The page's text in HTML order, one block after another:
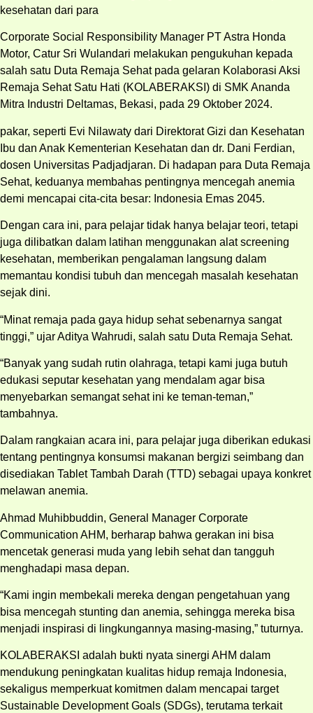
kesehatan dari para
Corporate Social Responsibility Manager PT Astra Honda
Motor, Catur Sri Wulandari melakukan pengukuhan kepada
salah satu Duta Remaja Sehat pada gelaran Kolaborasi Aksi
Remaja Sehat Satu Hati (KOLABERAKSI) di SMK Ananda
Mitra Industri Deltamas, Bekasi, pada 29 Oktober 2024.
pakar, seperti Evi Nilawaty dari Direktorat Gizi dan Kesehatan
Ibu dan Anak Kementerian Kesehatan dan dr. Dani Ferdian,
dosen Universitas Padjadjaran. Di hadapan para Duta Remaja
Sehat, keduanya membahas pentingnya mencegah anemia
demi mencapai cita-cita besar: Indonesia Emas 2045.
Dengan cara ini, para pelajar tidak hanya belajar teori, tetapi
juga dilibatkan dalam latihan menggunakan alat screening
kesehatan, memberikan pengalaman langsung dalam
memantau kondisi tubuh dan mencegah masalah kesehatan
sejak dini.
“Minat remaja pada gaya hidup sehat sebenarnya sangat
tinggi,” ujar Aditya Wahrudi, salah satu Duta Remaja Sehat.
“Banyak yang sudah rutin olahraga, tetapi kami juga butuh
edukasi seputar kesehatan yang mendalam agar bisa
menyebarkan semangat sehat ini ke teman-teman,”
tambahnya.
Dalam rangkaian acara ini, para pelajar juga diberikan edukasi
tentang pentingnya konsumsi makanan bergizi seimbang dan
disediakan Tablet Tambah Darah (TTD) sebagai upaya konkret
melawan anemia.
Ahmad Muhibbuddin, General Manager Corporate
Communication AHM, berharap bahwa gerakan ini bisa
mencetak generasi muda yang lebih sehat dan tangguh
menghadapi masa depan.
“Kami ingin membekali mereka dengan pengetahuan yang
bisa mencegah stunting dan anemia, sehingga mereka bisa
menjadi inspirasi di lingkungannya masing-masing,” tuturnya.
KOLABERAKSI adalah bukti nyata sinergi AHM dalam
mendukung peningkatan kualitas hidup remaja Indonesia,
sekaligus memperkuat komitmen dalam mencapai target
Sustainable Development Goals (SDGs), terutama terkait